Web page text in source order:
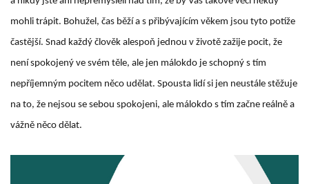
mohli trápit. Bohužel, čas běží a s přibývajícím věkem jsou tyto potíže
častější. Snad každý člověk alespoň jednou v životě zažije pocit, že
není spokojený ve svém těle, ale jen málokdo je schopný s tím
nepříjemným pocitem něco udělat. Spousta lidí si jen neustále stěžuje
na to, že nejsou se sebou spokojeni, ale málokdo s tím začne reálně a
vážně něco dělat.